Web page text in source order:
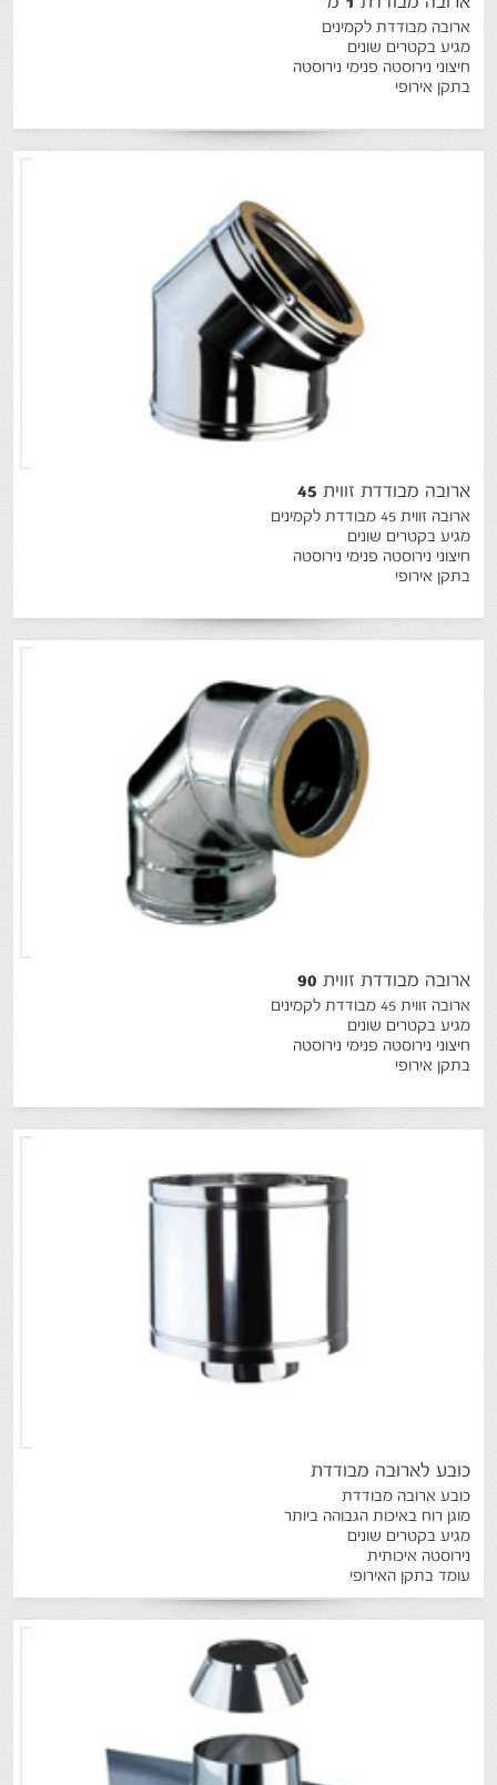
ארובה מבודדת לקמינים
מגיע בקטרים שונים
חיצוני נירוסטה פנימי נירוסטה
בתקן אירופי
ארובה מבודדת זווית
ארובה זווית 45 מבודדת לקמינים
מגיע בקטרים שונים
חיצוני נירוסטה פנימי נירוסטה
בתקן אירופי
ארובה מבודדת זווית
ארובה זווית 45 מבודדת לקמינים
מגיע בקטרים שונים
חיצוני נירוסטה פנימי נירוסטה
בתקן אירופי
כובע לארובה מבודדת
כובע ארובה מבודדת
מוגן רוח באיכות הגבוהה ביותר
מגיע בקטרים שונים
נירוסטה איכותית
עומד בתקן האירופי